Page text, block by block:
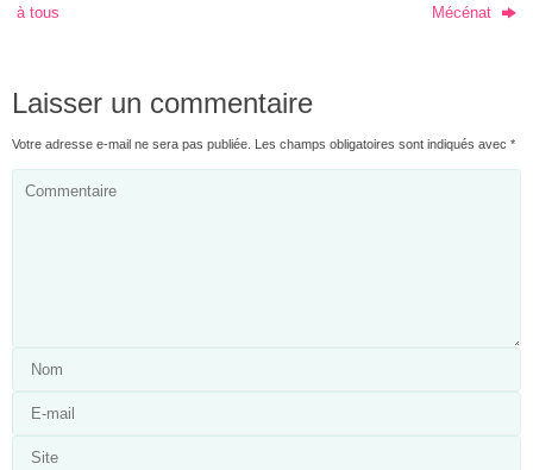
à tous
Mécénat
Laisser un commentaire
Votre adresse e-mail ne sera pas publiée. Les champs obligatoires sont indiqués avec *